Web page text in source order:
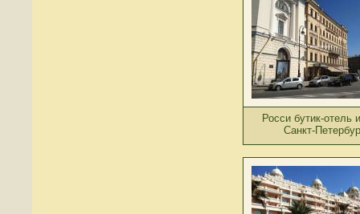
Росси бутик-отель
Санкт-